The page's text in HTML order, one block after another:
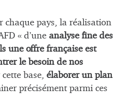
chaque pays, la réalisation
« d’une analyse fine des
une offre française est
le besoin de nos
cette base, élaborer un plan
précisément parmi ces